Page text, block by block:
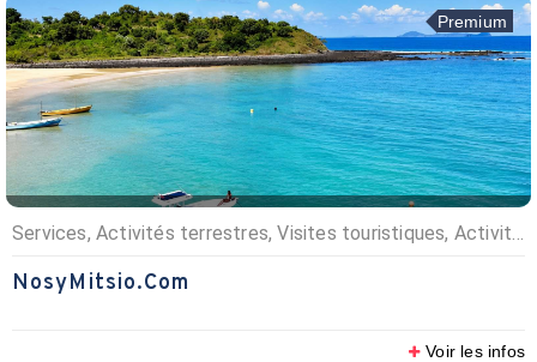
Premium
Services, Activités terrestres, Visites touristiques, Activités nautiques, Excursions, Excursions, Point d'interêt, Agences d’excursions
NosyMitsio.com
Voir les infos